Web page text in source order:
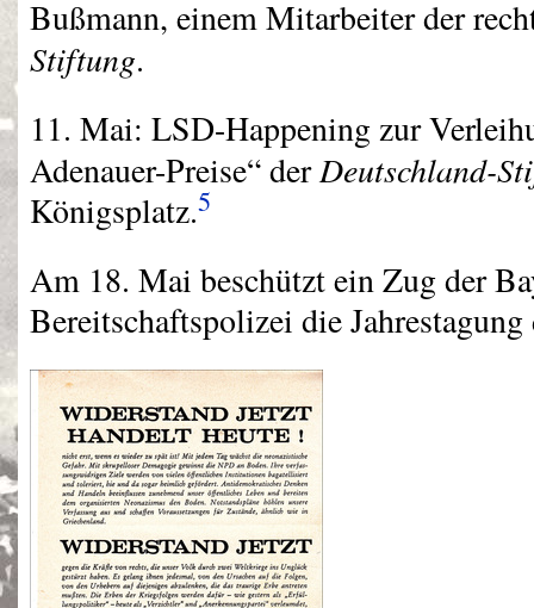
Bußmann, einem Mitarbeiter der
Stiftung.
11. Mai: LSD-Happening zur
Adenauer-Preise“ derDeutschland-
Königsplatz.5
Am 18. Mai beschützt ein Zug der
Bereitschaftspolizei die